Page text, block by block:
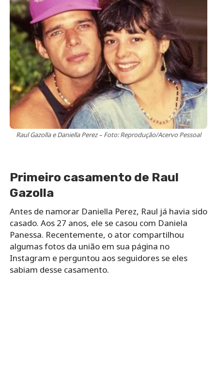
Raul Gazolla e Daniella Perez – Foto: Reprodução/Acervo Pessoal
Primeiro casamento de Raul
Gazolla
Antes de namorar Daniella Perez, Raul já havia sido
casado. Aos 27 anos, ele se casou com Daniela
Panessa. Recentemente, o ator compartilhou
algumas fotos da união em sua página no
Instagram e perguntou aos seguidores se eles
sabiam desse casamento.